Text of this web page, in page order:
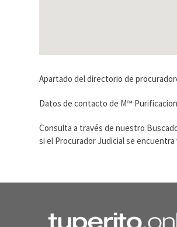
Apartado del directorio de
Datos de contacto de M™ Purificacion
Consulta a través de nuestro
si el Procurador Judicial se